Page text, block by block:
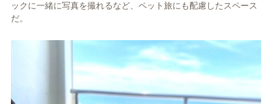
ックに一緒に写真を撮れるなど、ペット旅にも配慮したスペース
だ。